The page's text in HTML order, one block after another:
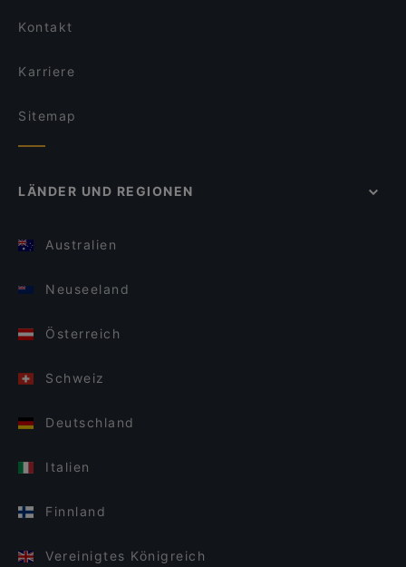
Kontakt
Karriere
Sitemap
LÄNDER UND REGIONEN
Australien
Neuseeland
Österreich
Schweiz
Deutschland
Italien
Finnland
Vereinigtes Königreich